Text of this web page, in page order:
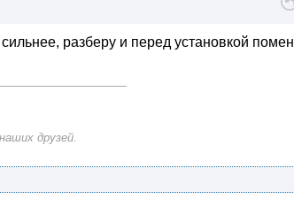
разберу и перед установкой
друзей.